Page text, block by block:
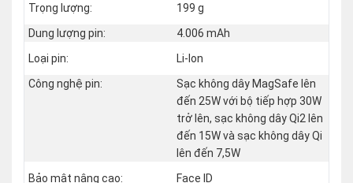
Trọng lượng:
199 g
Dung lượng pin:
4.006 mAh
Loại pin:
Li-Ion
Công nghệ pin:
Sạc không dây MagSafe lên
đến 25W với bộ tiếp hợp 30W
trở lên, sạc không dây Qi2 lên
đến 15W và sạc không dây Qi
lên đến 7,5W
Bảo mật nâng cao:
Face ID